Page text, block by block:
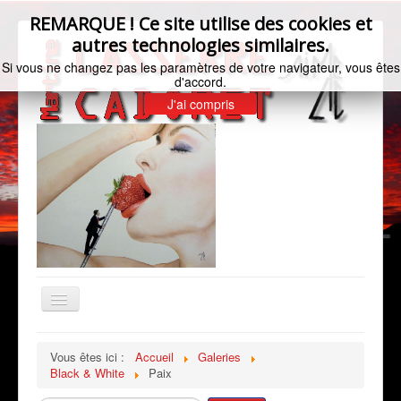
Basculer
la
Bio de l'artiste
Vous êtes ici : Accueil
Galeries
Black & White
Paix
REMARQUE ! Ce site utilise des cookies et
autres technologies similaires.
Si vous ne changez pas les paramètres de votre navigateur, vous êtes
d'accord.
J'ai compris